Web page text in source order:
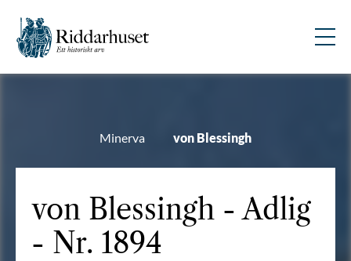
Minerva von Blessingh
von Blessingh - Adlig
- Nr. 1894